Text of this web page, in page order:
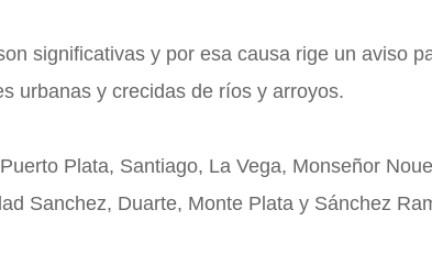
significativas y por esa causa rige un aviso
urbanas y crecidas de ríos y arroyos.
Plata, Santiago, La Vega, Monseñor
Sanchez, Duarte, Monte Plata y Sánchez